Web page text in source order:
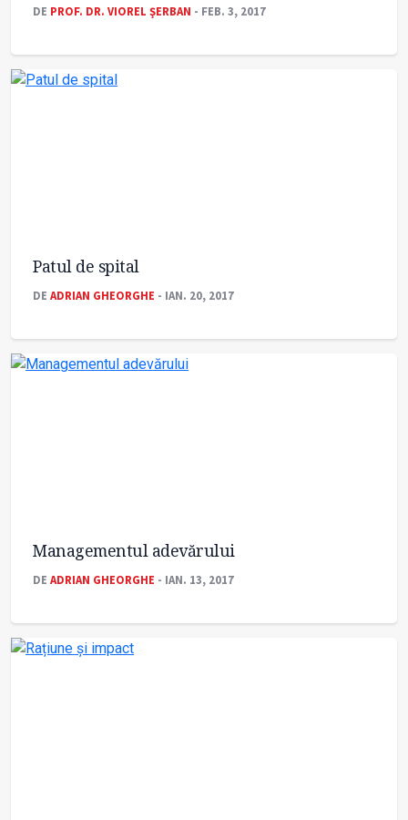
DE PROF. DR. VIOREL ŞERBAN - FEB. 3, 2017
Patul de spital
DE ADRIAN GHEORGHE - IAN. 20, 2017
Managementul adevărului
DE ADRIAN GHEORGHE - IAN. 13, 2017